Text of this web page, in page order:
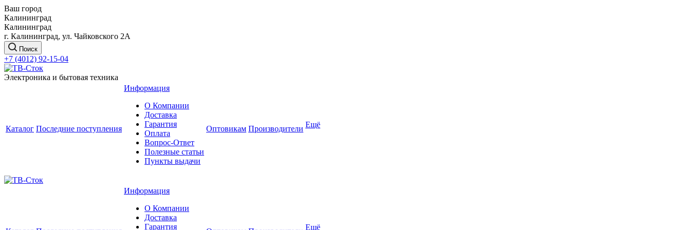
Ваш город
Калининград
Калининград
г. Калининград, ул. Чайковского 2А
Поиск
+7 (4012) 92-15-04
Электроника и бытовая техника
Каталог Последние поступления
Информация
О Компании
Доставка
Гарантия
Оплата
Вопрос-Ответ
Полезные статьи
Пункты выдачи
Оптовикам Производители Ещё
Информация
О Компании
Доставка
Гарантия
Ещё